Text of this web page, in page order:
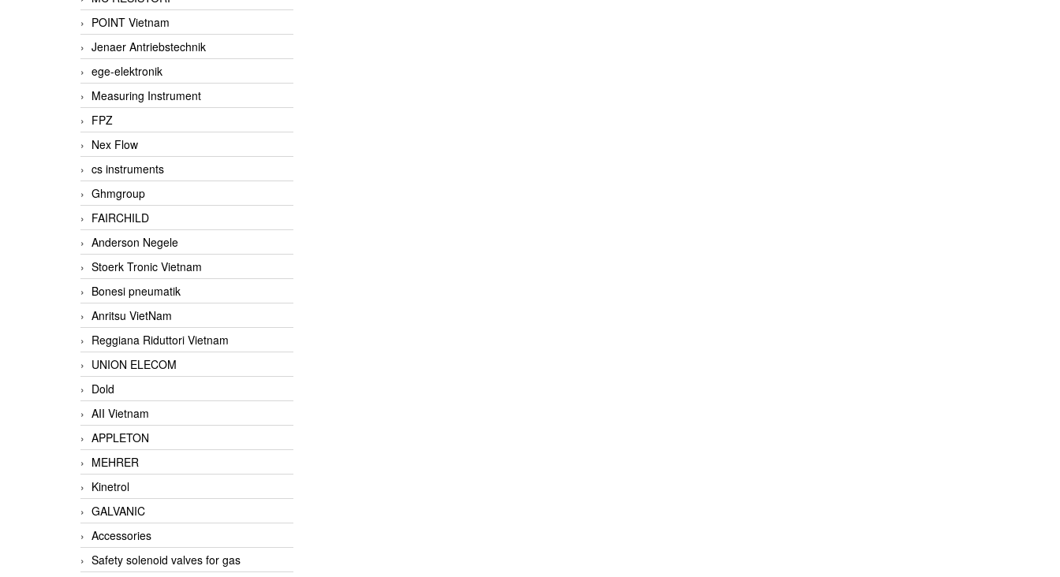
POINT Vietnam
Jenaer Antriebstechnik
ege-elektronik
Measuring Instrument
FPZ
Nex Flow
cs instruments
Ghmgroup
FAIRCHILD
Anderson Negele
Stoerk Tronic Vietnam
Bonesi pneumatik
Anritsu VietNam
Reggiana Riduttori Vietnam
UNION ELECOM
Dold
AII Vietnam
APPLETON
MEHRER
Kinetrol
GALVANIC
Accessories
Safety solenoid valves for gas